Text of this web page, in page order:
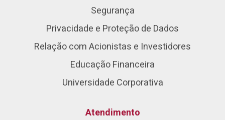
Segurança
Privacidade e Proteção de Dados
Relação com Acionistas e Investidores
Educação Financeira
Universidade Corporativa
Atendimento